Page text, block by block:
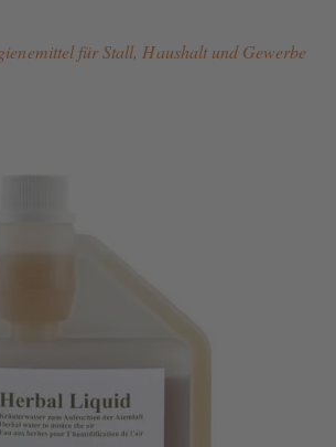
für Stall, Haushalt und Gewerbe